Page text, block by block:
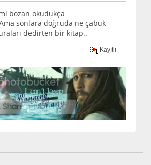
bozan okudukça
sonlara doğruda ne çabuk
dedirten bir kitap..
Kayıtlı